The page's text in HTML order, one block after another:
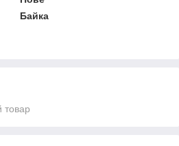
Байка
товар